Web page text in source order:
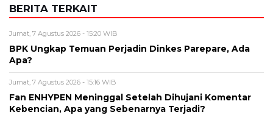
Alamat email tidak akan dipublikasikan. Kolom wajib ditandai *.
Komentar*